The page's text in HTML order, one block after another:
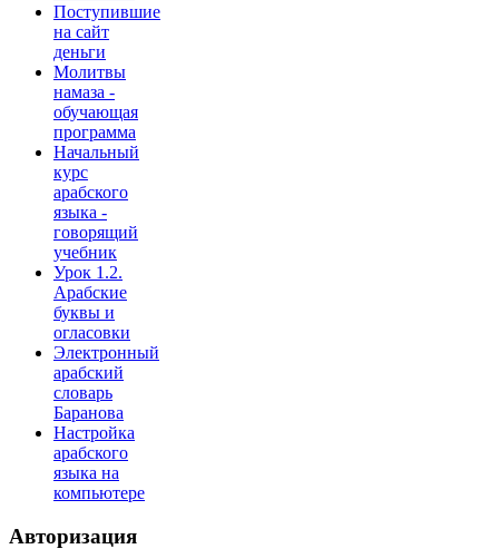
Поступившие
на сайт
деньги
Молитвы
намаза -
обучающая
программа
Начальный
курс
арабского
языка -
говорящий
учебник
Урок 1.2.
Арабские
буквы и
огласовки
Электронный
арабский
словарь
Баранова
Настройка
арабского
языка на
компьютере
Авторизация